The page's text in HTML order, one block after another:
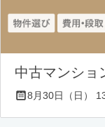
中古マンショ
8月30日（日）